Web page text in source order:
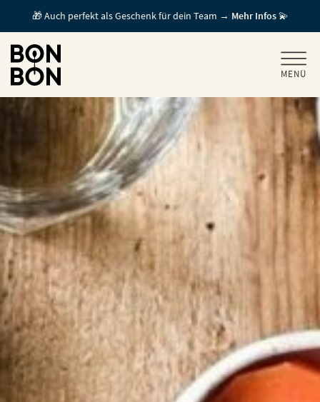
GUTSCHEIN EINLÖSEN
+
/ MITARBEITERGESCHENK
+
GESCHENKGUTSCHEINE
FÜR GASTRONOMEN
🎁 Auch perfekt als Geschenk für dein Team → Mehr Infos💫
MENÜ